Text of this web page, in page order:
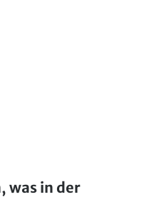
was in der